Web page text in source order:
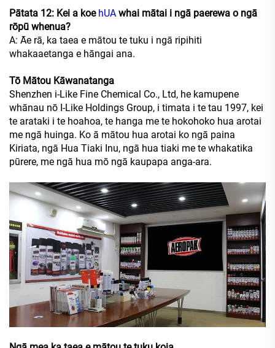
Pātata 12: Kei a koe hUA whai mātai i ngā paerewa o ngā
rōpū whenua?
A: Āe rā, ka taea e mātou te tuku i ngā ripihiti
whakaaetanga e hāngai ana.
Tō Mātou Kāwanatanga
Shenzhen i-Like Fine Chemical Co., Ltd, he kamupene
whānau nō I-Like Holdings Group, i timata i te tau 1997, kei
te arataki i te hoahoa, te hanga me te hokohoko hua arotai
me ngā huinga. Ko ā mātou hua arotai ko ngā paina
Kiriata, ngā Hua Tiaki Inu, ngā hua tiaki me te whakatika
pūrere, me ngā hua mō ngā kaupapa anga-ara.